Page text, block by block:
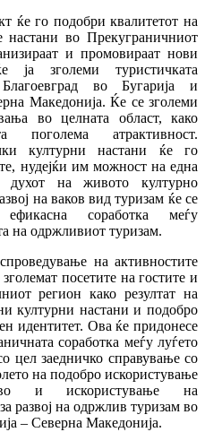
ќе го подобри квалитетот на
настани во Прекуграничниот
и промовираат нови
зголеми туристичката
во Бугарија и
Македонија. Ќе се зголеми
во целната област, како
поголема атрактивност.
културни настани ќе го
нудејќи им можност на една
духот на живото културно
на ваков вид туризам ќе се
соработка меѓу
на одржливиот туризам.
на активностите
посетите на гостите и
регион како резултат на
културни настани и подобро
идентитет. Ова ќе придонесе
соработка меѓу луѓето
цел заедничко справување со
на подобро искористување
и искористување на
развој на одржлив туризам во
– Северна Македонија.